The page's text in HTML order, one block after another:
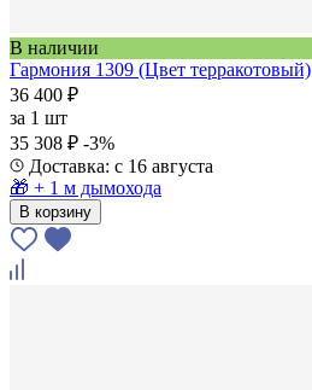
В наличии
Гармония 1309 (Цвет терракотовый)
36 400 ₽
за 1 шт
35 308 ₽ -3%
Доставка: с 16 августа
🎁 + 1 м дымохода
В корзину